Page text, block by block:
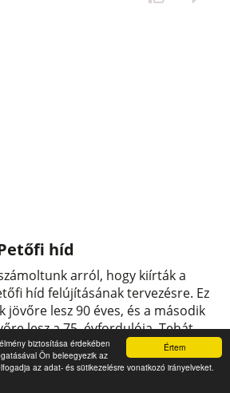
Értem
biztosítása érdekében
Ön beleegyezik az
az adat- és sütikezelésre vonatkozó irányelveket.
híd
arról, hogy kiírták a
híd felújításának tervezésre. Ez
lesz 90 éves, és a második
lesz a 75. évfordulója. Tehát
van szó, ráadásul évtizedekkel
ban esett át nagyobb mértékű
kiírásához kapcsolódva